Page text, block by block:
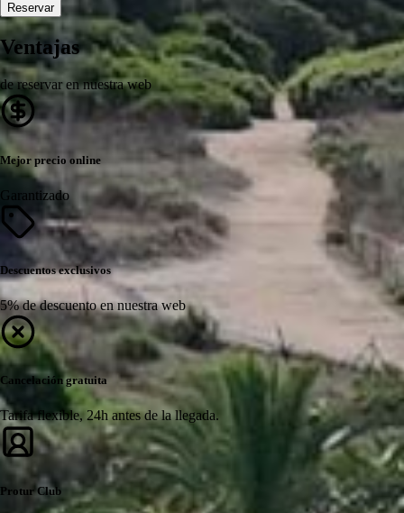
Reservar
Ventajas
de reservar en nuestra web
Mejor precio online
Garantizado
Descuentos exclusivos
5% de descuento en nuestra web
Cancelación gratuita
Tarifa flexible, 24h antes de la llegada.
Protur Club